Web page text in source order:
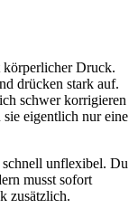
Druck.
drücken stark auf.
schwer korrigieren
eigentlich nur eine
unflexibel. Du
musst sofort
zusätzlich.